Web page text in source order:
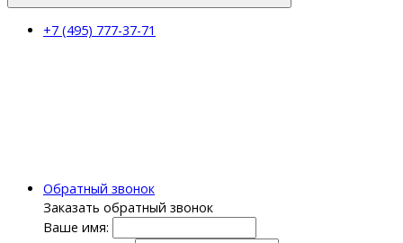
+7 (495) 777-37-71
Обратный звонок
Заказать обратный звонок
Ваше имя: